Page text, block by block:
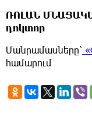
ՌՈԼԱՆ
դոկտոր
Մանրամասները՝
համարում